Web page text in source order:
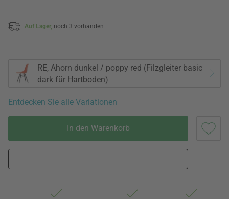
Auf Lager, noch 3 vorhanden
RE, Ahorn dunkel / poppy red (Filzgleiter basic
dark für Hartboden)
Entdecken Sie alle Variationen
In den Warenkorb